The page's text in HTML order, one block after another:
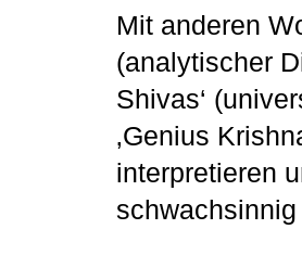
Mit anderen
(analytischer
Shivas‘
‚Genius
interpretieren